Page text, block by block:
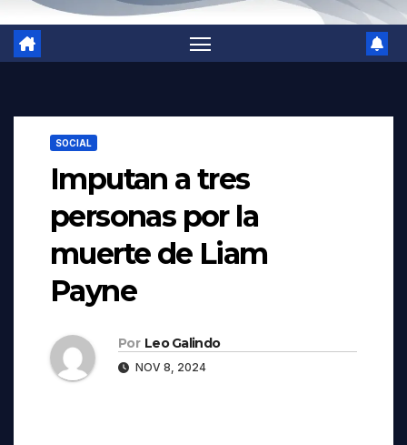
SOCIAL
Imputan a tres
personas por la
muerte de Liam
Payne
Por Leo Galindo
NOV 8, 2024